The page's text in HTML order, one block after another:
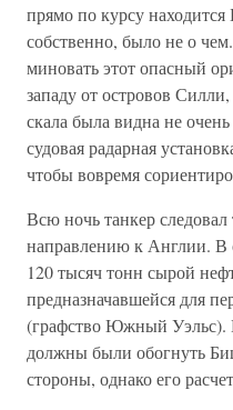
прямо по курсу находится
собственно, было не о
миновать этот опасный
западу от островов
скала была видна не
судовая радарная
чтобы вовремя
Всю ночь танкер следовал
направлению к Англии. В
120 тысяч тонн сырой
предназначавшейся для
(графство Южный Уэльс).
должны были обогнуть
стороны, однако его